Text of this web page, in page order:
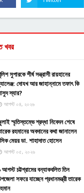
খবর
সুপারকে শীর্ষ সন্ত্রাসী রায়হানের
দোযখ আর জাহান্নামে তফাৎ কি
স্যার?
আগস্ট ০৪, ২০২৬
স্মৃতিস্তম্ভে শ্রদ্ধা নিবেদন শেষে
রহমানের অবদানের কথা জানালেন
মেয়র ডা. শাহাদাত হোসেন
আগস্ট ০৫, ২০২৬
আগস্ট চট্টগ্রামের বন্যাকবলিত তিন
সফরে যাচ্ছেন প্রধানমন্ত্রী তারেক